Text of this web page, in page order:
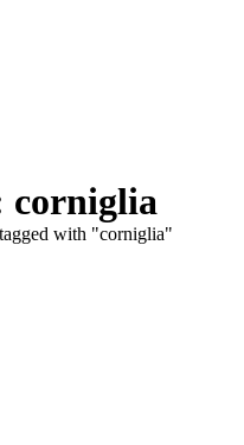
corniglia
with "corniglia"